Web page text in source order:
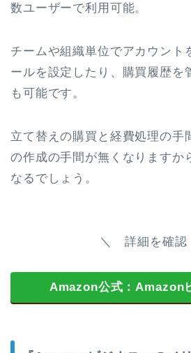
数ユーザーで利用可能。
チームや組織単位でアカウント
ールを設定したり、購買履歴を
も可能です。
立て替えの購買と経費処理の手
の作成の手間が無くなりますか
なるでしょう。
＼ 詳細を確
Amazon公式：Amazon